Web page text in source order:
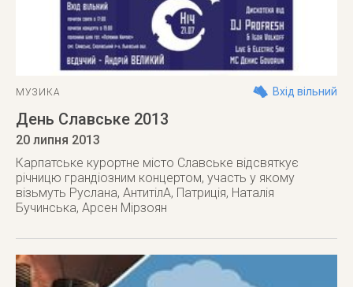
МУЗИКА Вхід вільний
День Славське 2013
20 липня 2013
Карпатське курортне місто Славське відсвяткує
річницю грандіозним концертом, участь у якому
візьмуть Руслана, АнтитілА, Патриція, Наталія
Бучинська, Арсен Мірзоян